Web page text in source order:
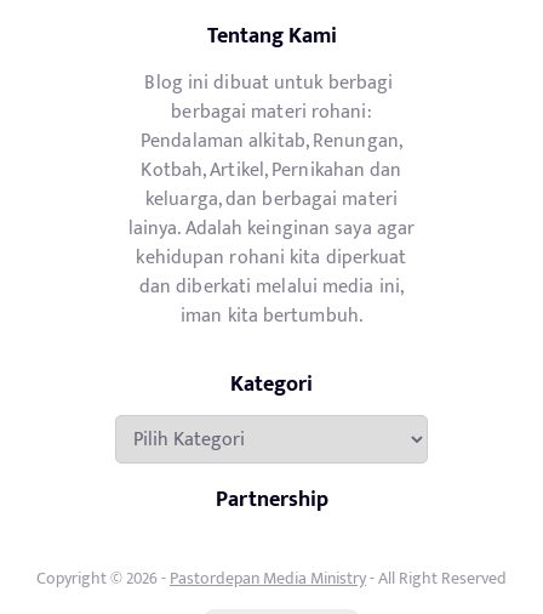
Tentang Kami
Blog ini dibuat untuk berbagi
berbagai materi rohani:
Pendalaman alkitab, Renungan,
Kotbah, Artikel, Pernikahan dan
keluarga, dan berbagai materi
lainya. Adalah keinginan saya agar
kehidupan rohani kita diperkuat
dan diberkati melalui media ini,
iman kita bertumbuh.
Kategori
Kategori
Partnership
Copyright © 2026 -Pastordepan Media Ministry- All Right Reserved